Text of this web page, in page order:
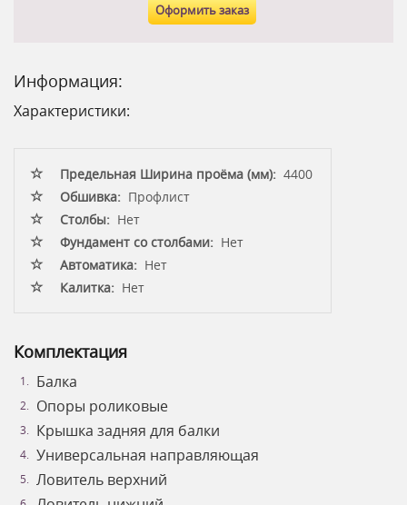
Оформить заказ
Информация:
Характеристики:
Предельная Ширина проёма (мм): 4400
Обшивка: Профлист
Столбы: Нет
Фундамент со столбами: Нет
Автоматика: Нет
Калитка: Нет
Комплектация
Балка
Опоры роликовые
Крышка задняя для балки
Универсальная направляющая
Ловитель верхний